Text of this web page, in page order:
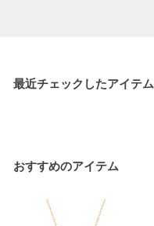
最近チェックしたアイテム
おすすめのアイテム